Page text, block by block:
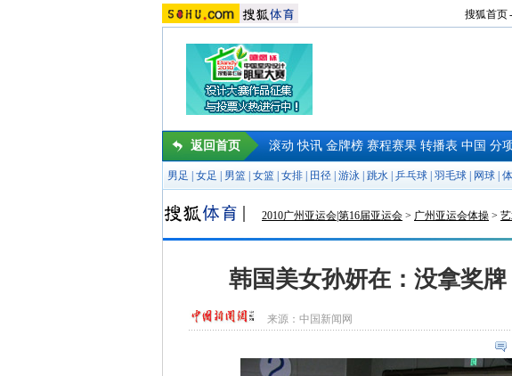
搜狐首页-
返回首页 滚动 快讯 金牌榜 赛程赛果 转播表 中国 分
男足 女足 男篮 女篮 女排 田径 游泳 跳水 乒乓球 羽毛球 网球
2010广州亚运会|第16届亚运会 > 广州亚运会体操 >
韩国美女孙妍在：没拿奖
来源： 中国新闻网